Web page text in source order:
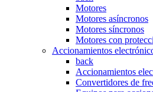
Motores
Motores asíncronos
Motores síncronos
Motores con
Accionamientos
back
Accionamientos
Convertidores de